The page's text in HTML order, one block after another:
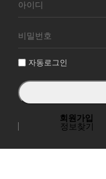
원
그
자동로그인
회원가입
정보찾기